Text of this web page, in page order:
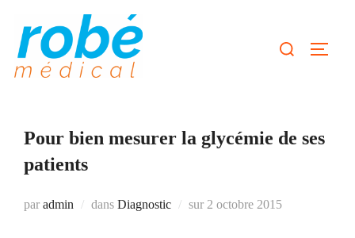
contenu
Rechercher :
Pour bien mesurer la glycémie de ses
patients
par admin dans Diagnostic sur Publié
2 octobre 2015